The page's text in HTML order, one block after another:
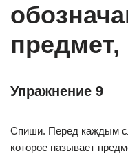
предмет,
Упражнение 9
Спиши. Перед каждым
которое называет